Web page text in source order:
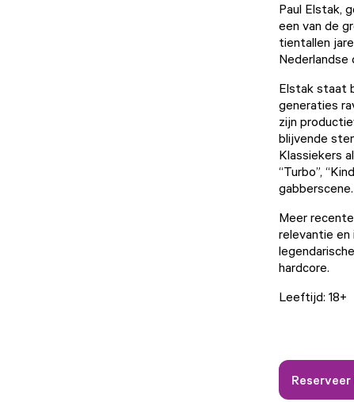
Paul Elstak,
een van de
tientallen
Nederlandse
Elstak staat
generaties
zijn
blijvende
Klassiekers
“Turbo”,
gabberscene.
Meer
relevantie en
hardcore.
Leeftijd: 18+